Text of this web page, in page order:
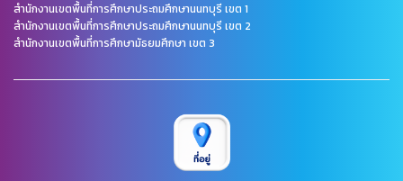
สำนักงานเขตพื้นที่การศึกษาประถมศึกษานนทบุรี เขต 1
สำนักงานเขตพื้นที่การศึกษาประถมศึกษานนทบุรี เขต 2
สำนักงานเขตพื้นที่การศึกษามัธยมศึกษา เขต 3